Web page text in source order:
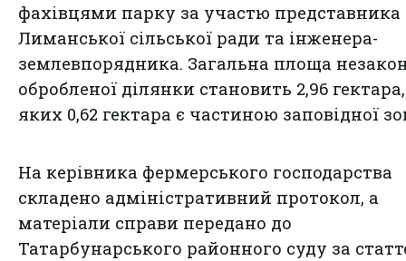
фахівцями парку за участю представника
Лиманської сільської ради та інженера-
землевпорядника. Загальна площа
обробленої ділянки становить 2,96
яких 0,62 гектара є частиною заповідної
На керівника фермерського господарства
складено адміністративний протокол, а
матеріали справи передано до
Татарбунарського районного суду за